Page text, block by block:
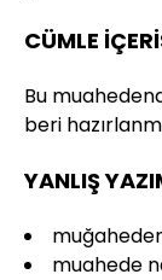
CÜMLE
Bu
beri
YANLIŞ
muahede